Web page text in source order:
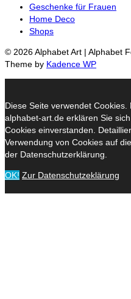
Geschenke für Frauen
Home Deco
Shops
© 2026 Alphabet Art | Alphabet
Theme by Kadence WP
Diese Seite verwendet Cookies.
alphabet-art.de erklären Sie
Cookies einverstanden.
Verwendung von Cookies auf
der Datenschutzerklärung.
OK! Zur Datenschutzeklärung